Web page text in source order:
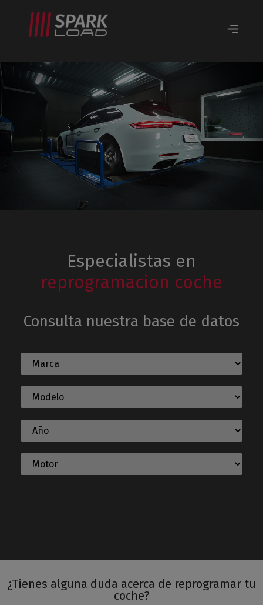
Especialistas en
reprogramacion coche
Consulta nuestra base de datos
¿Tienes alguna duda acerca de reprogramar tu
coche?